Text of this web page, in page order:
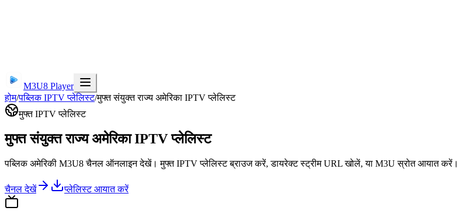
M3U8 Player
होम/पब्लिक IPTV प्लेलिस्ट/मुफ्त संयुक्त राज्य अमेरिका IPTV प्लेलिस्ट
मुफ्त IPTV प्लेलिस्ट
मुफ्त संयुक्त राज्य अमेरिका IPTV प्लेलिस्ट
पब्लिक अमेरिकी M3U8 चैनल ऑनलाइन देखें। मुफ्त IPTV प्लेलिस्ट ब्राउज करें, डायरेक्ट स्ट्रीम URL खोलें, या M3U स्रोत आयात करें।
चैनल देखें प्लेलिस्ट आयात करें